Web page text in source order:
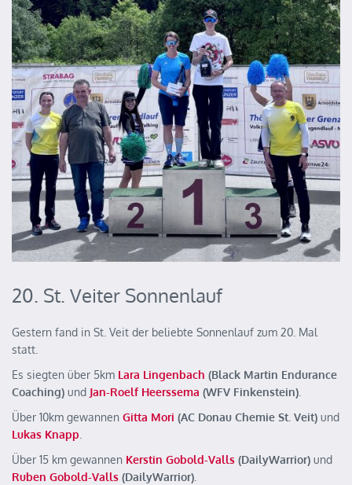
20. St. Veiter Sonnenlauf
Gestern fand in St. Veit der beliebte Sonnenlauf zum 20. Mal
statt.
Es siegten über 5km Lara Lingenbach (Black Martin Endurance
Coaching) und Jan-Roelf Heerssema (WFV Finkenstein)
Über 10km gewannen Gitta Mori (AC Donau Chemie St. Veit) und
Lukas Knapp
Über 15 km gewannen Kerstin Gobold-Valls (DailyWarrior) und
Ruben Gobold-Valls (DailyWarrior)